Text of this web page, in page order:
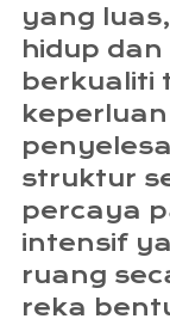
yang
hidup
berkualiti
struktur
percaya
intensif
ruang
reka